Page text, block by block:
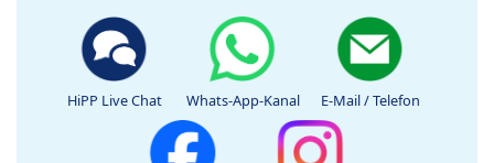
HiPP Live Chat Whats-App-Kanal E-Mail / Telefon